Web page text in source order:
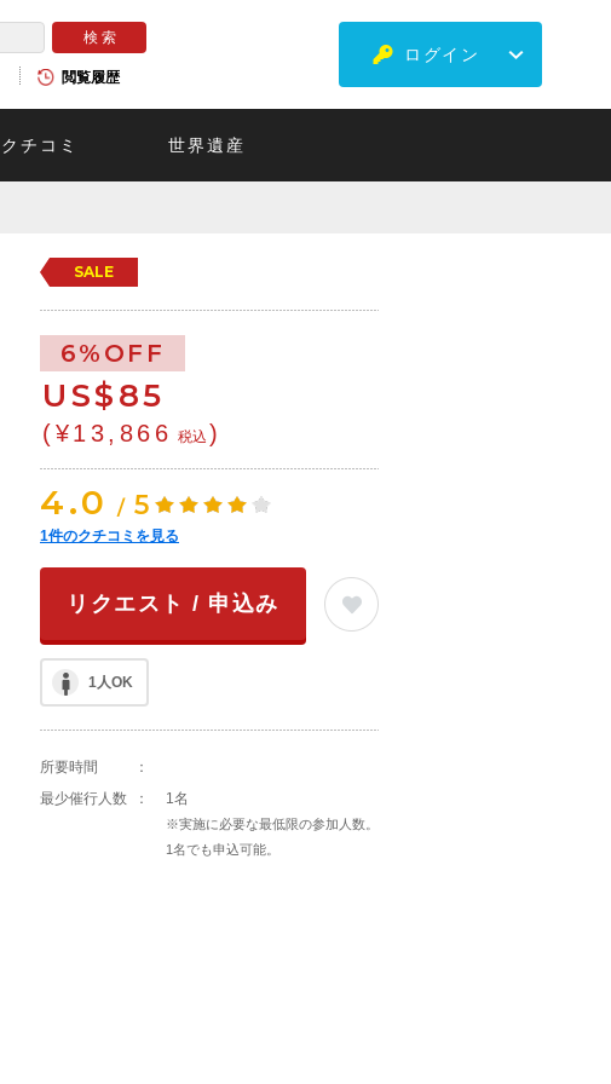
閲覧履歴
ログイン
クチコミ 世界遺産
SALE
6%OFF
US$85
(¥13,866 税込 )
4.0 / 5
1件のクチコミを見る
リクエスト / 申込み
1人OK
所要時間
：
最少催行人数
： 1名
※実施に必要な最低限の参加人数。
1名でも申込可能。